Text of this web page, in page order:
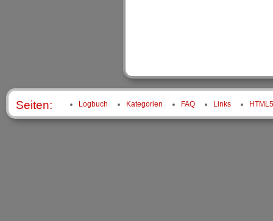
Seiten: Logbuch Kategorien FAQ Links